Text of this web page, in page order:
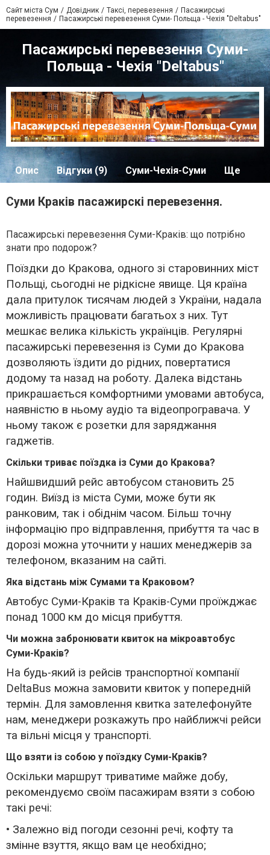
Сайт міста Сум Довідник Таксі, перевезення
Пасажирські
перевезення
Пасажирські перевезення Суми- Польща - Чехія "Deltabus"
Пасажирські перевезення Суми-
Польща - Чехія "Deltabus"
Опис Відгуки (9) Суми-Чехія-Суми Ще
Суми Краків пасажирскі перевезення.
Пасажирські перевезення Суми-Краків: що потрібно
знати про подорож?
Поїздки до Кракова, одного зі старовинних міст
Польщі, сьогодні не рідкісне явище. Ця країна
дала притулок тисячам людей з України, надала
можливість працювати багатьох з них. Тут
мешкає велика кількість українців. Регулярні
пасажирські перевезення із Суми до Кракова
дозволяють їздити до рідних, повертатися
додому та назад на роботу. Далека відстань
прикрашається комфортними умовами автобуса,
наявністю в ньому аудіо та відеопрогравача. У
ньому також є розетки для заряджання
гаджетів.
Скільки триває поїздка із Суми до Кракова?
Найшвидший рейс автобусом становить 25
годин. Виїзд із міста Суми, може бути як
ранковим, так і обіднім часом. Більш точну
інформацію про відправлення, прибуття та час в
дорозі можна уточнити у наших менеджерів за
телефоном, вказаним на сайті.
Яка відстань між Сумами та Краковом?
Автобус Суми-Краків та Краків-Суми проїжджає
понад 1000 км до місця прибуття.
Чи можна забронювати квиток на мікроавтобус
Суми-Краків?
На будь-який із рейсів транспортної компанії
DeltaBus можна замовити квиток у попередній
термін. Для замовлення квитка зателефонуйте
нам, менеджери розкажуть про найближчі рейси
та вільні місця у транспорті.
Що взяти із собою у поїздку Суми-Краків?
Оскільки маршрут триватиме майже добу,
рекомендуємо своїм пасажирам взяти з собою
такі речі:
• Залежно від погоди сезонні речі, кофту та
змінне взуття, якщо вам це необхідно;